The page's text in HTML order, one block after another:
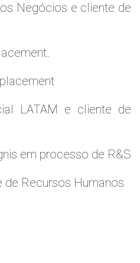
Negócios e cliente de
LATAM e cliente de
em processo de R&S
de Recursos Humanos